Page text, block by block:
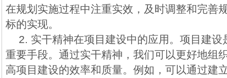
在规划实施过程中注重实效，及时调整和完善
标的实现。
2. 实干精神在项目建设中的应用。项目建设
重要手段。通过实干精神，我们可以更好地组
高项目建设的效率和质量。例如，可以通过建